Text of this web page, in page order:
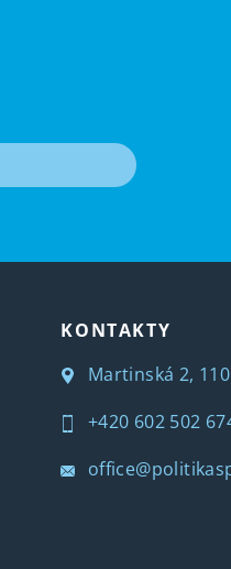
KONTAKTY
Martinská 2,
+420 602 502